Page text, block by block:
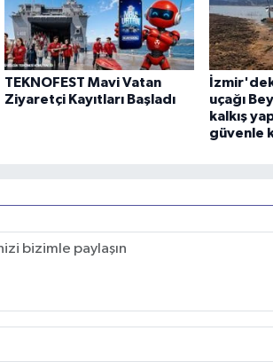
TEKNOFEST Mavi Vatan
Ziyaretçi Kayıtları Başladı
uçağı
kalkış
güvenle